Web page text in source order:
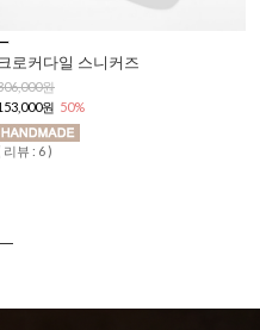
크로커다일 스니커즈
원
원 50%
리뷰 : 6 )